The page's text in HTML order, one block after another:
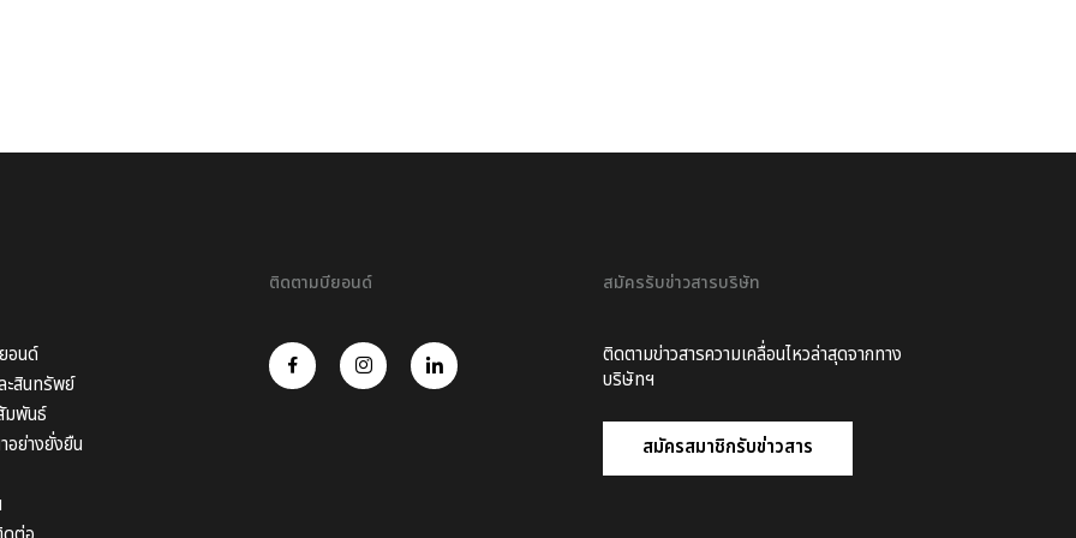
สมัครรับข่าวสารบริษัท
ติดตามข่าวสารความเคลื่อนไหวล่าสุดจากทาง
บริษัทฯ
สมัครสมาชิกรับข่าวสาร
ติดตามบียอนด์
อนด์
สินทรัพย์
มพันธ์
ย่างยั่งยืน